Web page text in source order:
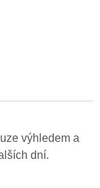
výhledem a
dní.